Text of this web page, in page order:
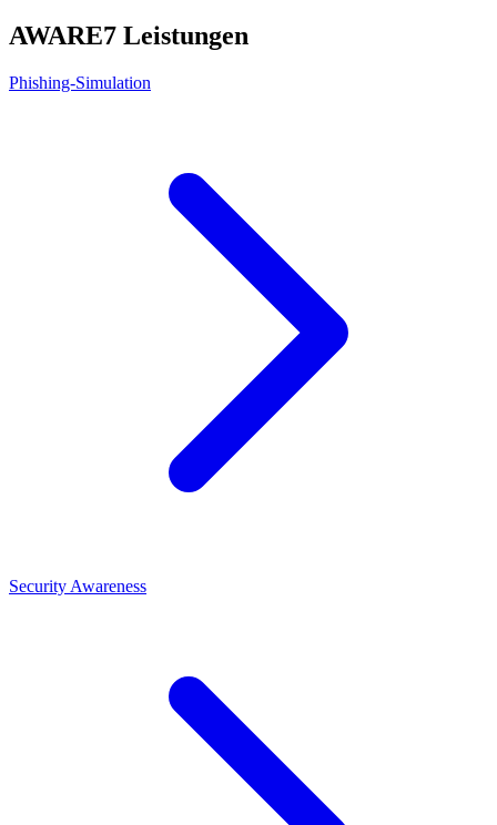
AWARE7 Leistungen
Phishing-Simulation
Security Awareness